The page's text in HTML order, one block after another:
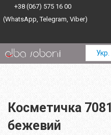
+38 (067) 575 16 00
(WhatsApp, Telegram, Viber)
Косметичка 7081
бежевий